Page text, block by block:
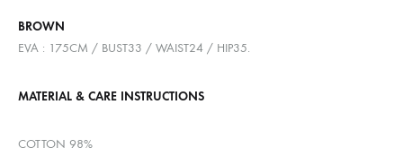
BROWN
EVA : 175CM / BUST33 / WAIST24 / HIP35.
MATERIAL & CARE INSTRUCTIONS
COTTON 98%